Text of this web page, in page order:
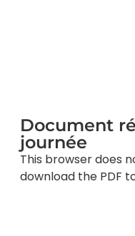
Document
journée
This browser does
download the PDF